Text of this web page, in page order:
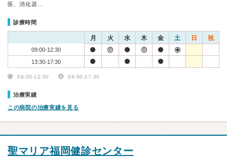
医、消化器…
診療時間
月 火 水 木 金 土 日 祝
09:00-12:30
13:30-17:30
09:00-12:00 09:00-17:30
治療実績
この病院の治療実績を見る
聖マリア福岡健診センター